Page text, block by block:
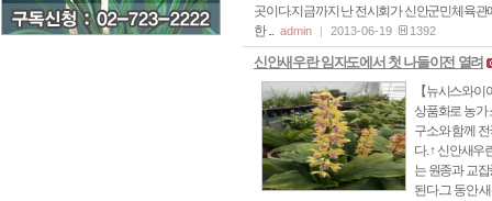
곳이다.지금까지 난 전시회가 신안군민체육
한 ... admin 2013-06-19 1392
신안새우란 임자도에서 첫 나들이전 열려
【뉴시스와
상품화로 농가
구소와 함께
다. ↑ 신안새
는 원종과 교
된다.그 동안